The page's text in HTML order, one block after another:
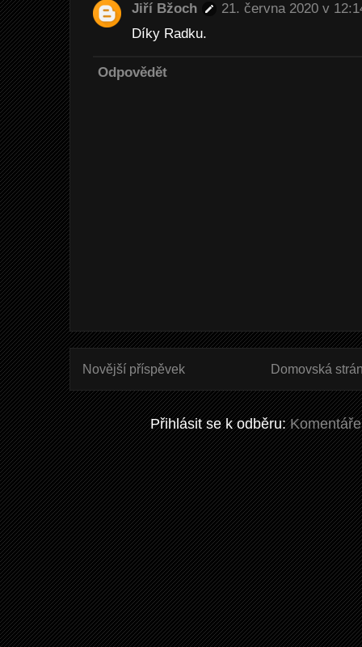
Jiří Bžoch
21. června 2020 v
Díky Radku.
Odpovědět
Novější příspěvek Domovská
Přihlásit se k odběru: